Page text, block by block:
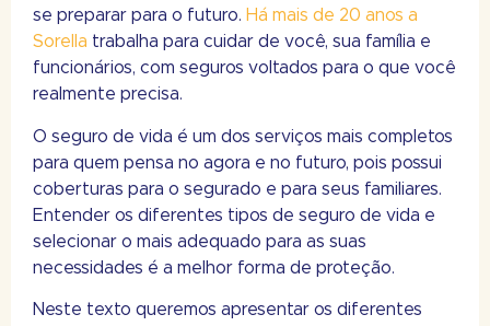
se preparar para o futuro. Há mais de 20 anos a
Sorella trabalha para cuidar de você, sua família e
funcionários, com seguros voltados para o que você
realmente precisa.
O seguro de vida é um dos serviços mais completos
para quem pensa no agora e no futuro, pois possui
coberturas para o segurado e para seus familiares.
Entender os diferentes tipos de seguro de vida e
selecionar o mais adequado para as suas
necessidades é a melhor forma de proteção.
Neste texto queremos apresentar os diferentes